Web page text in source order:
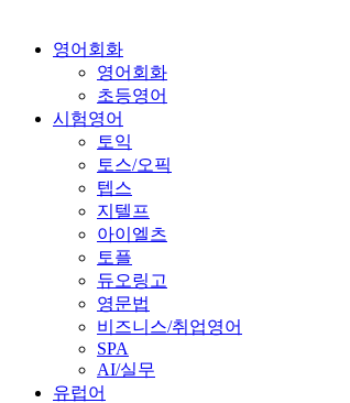
영어회화
영어회화
초등영어
시험영어
토익
토스/오픽
텝스
지텔프
아이엘츠
토플
듀오링고
영문법
비즈니스/취업영어
SPA
AI/실무
유럽어